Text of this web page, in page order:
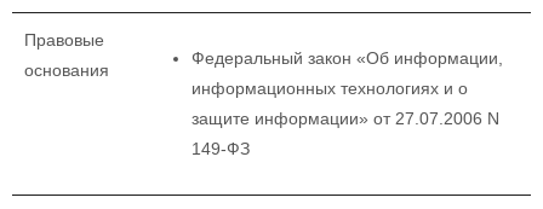
Правовые
основания
Федеральный закон «Об информации,
информационных технологиях и о
защите информации» от 27.07.2006 N
149-ФЗ